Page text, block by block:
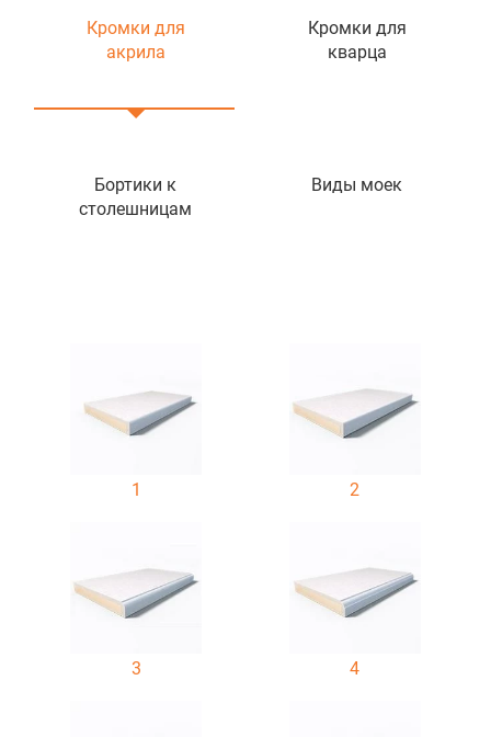
Кромки для
акрила
Кромки для
кварца
Бортики к
столешницам
Виды моек
1 2
3 4